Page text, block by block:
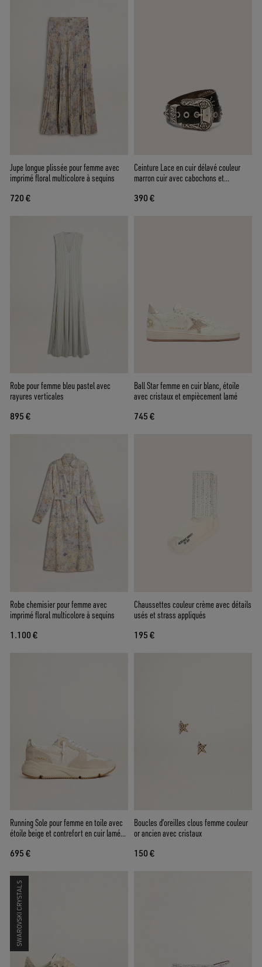
Jupe longue plissée pour femme avec
imprimé floral multicolore à sequins
720 €
Ceinture Lace en cuir délavé couleur
marron cuir avec cabochons et
390 €
Robe pour femme bleu pastel avec
rayures verticales
895 €
Ball Star femme en cuir blanc, étoile
avec cristaux et empiècement lamé
745 €
Robe chemisier pour femme avec
imprimé floral multicolore à sequins
1.100 €
Chaussettes couleur crème avec détails
usés et strass appliqués
195 €
Running Sole pour femme en toile avec
étoile beige et contrefort en cuir lamé
695 €
Boucles d’oreilles clous femme couleur
or ancien avec cristaux
150 €
SWAROVSKI CRYSTALS